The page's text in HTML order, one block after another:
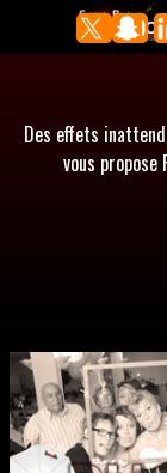
Aller au contenu
Sauter
Des effets
vous propose